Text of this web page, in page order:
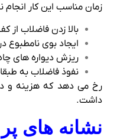
زمان مناسب این کار
بالا زدن فاضلاب از
ایجاد بوی نامطبوع
ریزش دیواره‌ های
نفوذ فاضلاب به
رخ می‌ دهد که هزینه و
داشت.
نشانه‌ های